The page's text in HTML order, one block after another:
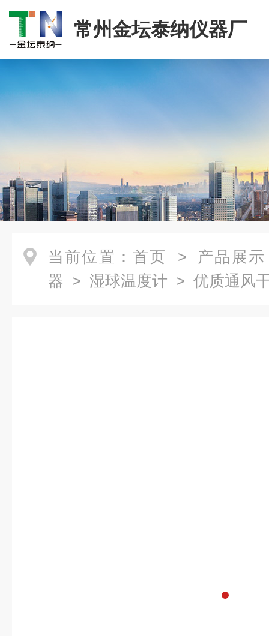
常州金坛泰纳仪器厂
当前位置： 首页 > 产品展示
器 > 湿球温度计 > 优质通风